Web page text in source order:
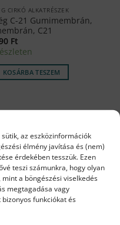
az eszközinformációk
élmény javítása és (nem)
érdekében tesszük. Ezen
teszi számunkra, hogy olyan
a böngészési viselkedés
megtagadása vagy
funkciókat és
CIRKÓ ALKATRÉSZEK
C-21 Gumimembrán,
C21
Ft
KOSÁRBA TESZEM